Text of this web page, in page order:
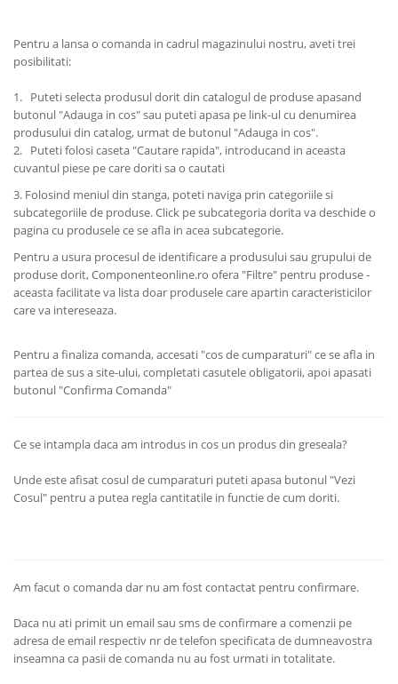
Pentru a lansa o comanda in cadrul magazinului nostru, aveti trei
posibilitati:
1. Puteti selecta produsul dorit din catalogul de produse apasand
butonul "Adauga in cos" sau puteti apasa pe link-ul cu denumirea
produsului din catalog, urmat de butonul "Adauga in cos".
2. Puteti folosi caseta "Cautare rapida", introducand in aceasta
cuvantul piese pe care doriti sa o cautati
3. Folosind meniul din stanga, poteti naviga prin categoriile si
subcategoriile de produse. Click pe subcategoria dorita va deschide o
pagina cu produsele ce se afla in acea subcategorie.
Pentru a usura procesul de identificare a produsului sau grupului de
produse dorit, Componenteonline.ro ofera "Filtre" pentru produse -
aceasta facilitate va lista doar produsele care apartin caracteristicilor
care va intereseaza.
Pentru a finaliza comanda, accesati "cos de cumparaturi" ce se afla in
partea de sus a site-ului, completati casutele obligatorii, apoi apasati
butonul "Confirma Comanda"
Ce se intampla daca am introdus in cos un produs din greseala?
Unde este afisat cosul de cumparaturi puteti apasa butonul "Vezi
Cosul" pentru a putea regla cantitatile in functie de cum doriti.
Am facut o comanda dar nu am fost contactat pentru confirmare.
Daca nu ati primit un email sau sms de confirmare a comenzii pe
adresa de email respectiv nr de telefon specificata de dumneavostra
inseamna ca pasii de comanda nu au fost urmati in totalitate.